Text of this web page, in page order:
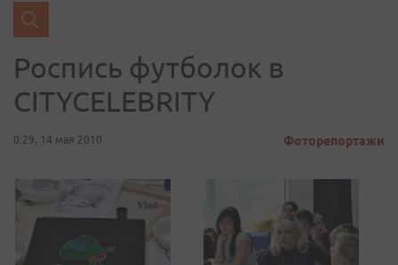
Роспись футболок в
CITYCELEBRITY
0:29, 14 мая 2010 Фоторепортажи